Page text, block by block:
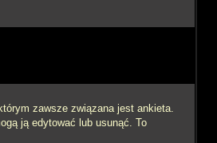
zawsze związana jest ankieta.
ją edytować lub usunąć. To